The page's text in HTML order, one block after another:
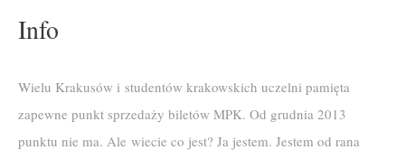
Info
Wielu Krakusów i studentów krakowskich uczelni pamięta
zapewne punkt sprzedaży biletów MPK. Od grudnia 2013
punktu nie ma. Ale wiecie co jest? Ja jestem. Jestem od rana